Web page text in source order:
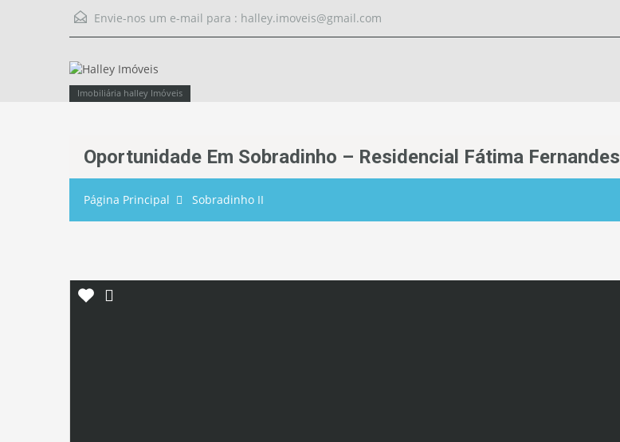
Envie-nos um e-mail para : halley.imoveis@gmail.com
Imobiliária halley Imóveis
Oportunidade Em Sobradinho – Residencial Fátima Fernandes
Página Principal Sobradinho II